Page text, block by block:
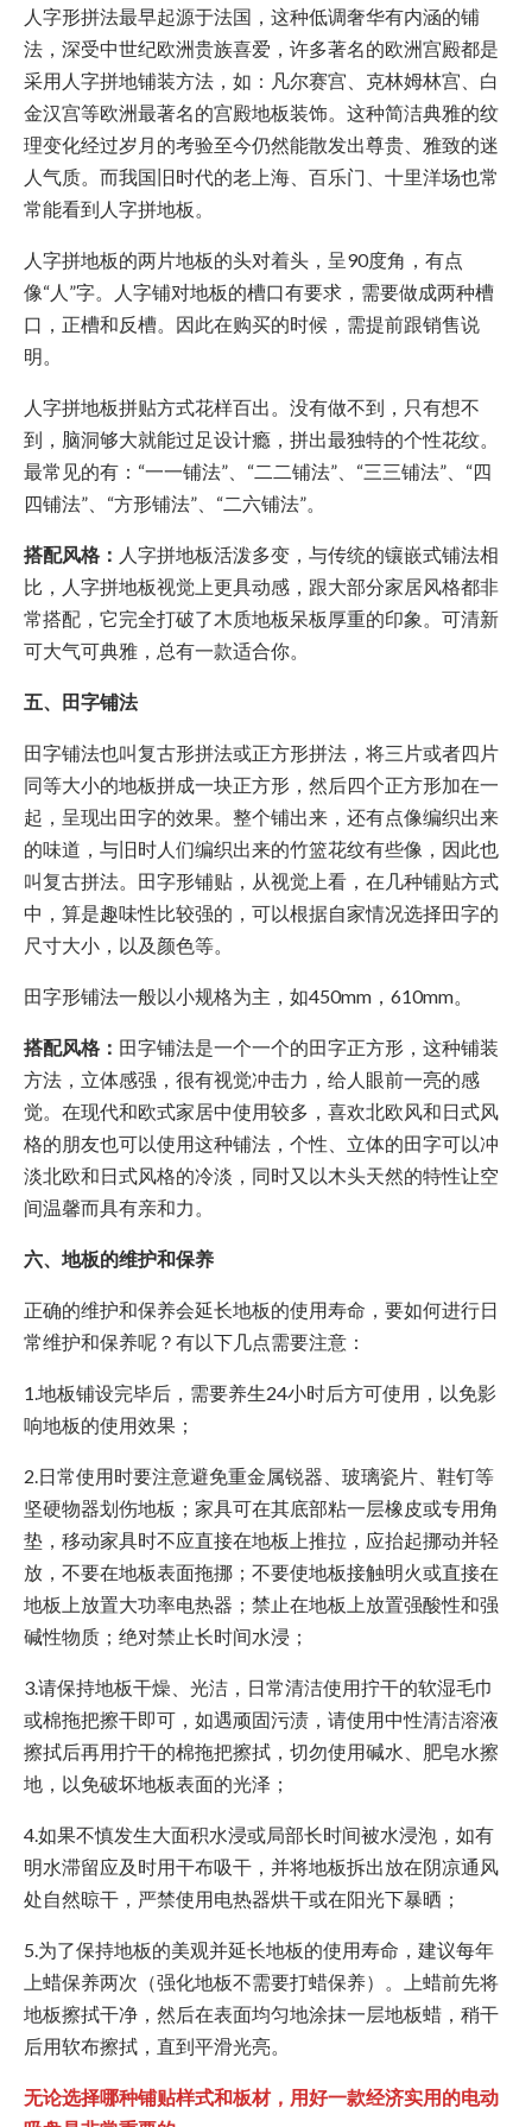
人字形拼法最早起源于法国，这种低调奢华有内涵的铺
法，深受中世纪欧洲贵族喜爱，许多著名的欧洲宫殿都是
采用人字拼地铺装方法，如：凡尔赛宫、克林姆林宫、白
金汉宫等欧洲最著名的宫殿地板装饰。这种简洁典雅的纹
理变化经过岁月的考验至今仍然能散发出尊贵、雅致的迷
人气质。而我国旧时代的老上海、百乐门、十里洋场也常
常能看到人字拼地板。
人字拼地板的两片地板的头对着头，呈90度角，有点
像“人”字。人字铺对地板的槽口有要求，需要做成两种槽
口，正槽和反槽。因此在购买的时候，需提前跟销售说
明。
人字拼地板拼贴方式花样百出。没有做不到，只有想不
到，脑洞够大就能过足设计瘾，拼出最独特的个性花纹。
最常见的有：“一一铺法”、“二二铺法”、“三三铺法”、“四
四铺法”、“方形铺法”、“二六铺法”。
搭配风格： 人字拼地板活泼多变，与传统的镶嵌式铺法相
比，人字拼地板视觉上更具动感，跟大部分家居风格都非
常搭配，它完全打破了木质地板呆板厚重的印象。可清新
可大气可典雅，总有一款适合你。
五、田字铺法
田字铺法也叫复古形拼法或正方形拼法，将三片或者四片
同等大小的地板拼成一块正方形，然后四个正方形加在一
起，呈现出田字的效果。整个铺出来，还有点像编织出来
的味道，与旧时人们编织出来的竹篮花纹有些像，因此也
叫复古拼法。田字形铺贴，从视觉上看，在几种铺贴方式
中，算是趣味性比较强的，可以根据自家情况选择田字的
尺寸大小，以及颜色等。
田字形铺法一般以小规格为主，如450mm，610mm。
搭配风格： 田字铺法是一个一个的田字正方形，这种铺装
方法，立体感强，很有视觉冲击力，给人眼前一亮的感
觉。在现代和欧式家居中使用较多，喜欢北欧风和日式风
格的朋友也可以使用这种铺法，个性、立体的田字可以冲
淡北欧和日式风格的冷淡，同时又以木头天然的特性让空
间温馨而具有亲和力。
六、地板的维护和保养
正确的维护和保养会延长地板的使用寿命，要如何进行日
常维护和保养呢？有以下几点需要注意：
1.地板铺设完毕后，需要养生24小时后方可使用，以免影
响地板的使用效果；
2.日常使用时要注意避免重金属锐器、玻璃瓷片、鞋钉等
坚硬物器划伤地板；家具可在其底部粘一层橡皮或专用角
垫，移动家具时不应直接在地板上推拉，应抬起挪动并轻
放，不要在地板表面拖挪；不要使地板接触明火或直接在
地板上放置大功率电热器；禁止在地板上放置强酸性和强
碱性物质；绝对禁止长时间水浸；
3.请保持地板干燥、光洁，日常清洁使用拧干的软湿毛巾
或棉拖把擦干即可，如遇顽固污渍，请使用中性清洁溶液
擦拭后再用拧干的棉拖把擦拭，切勿使用碱水、肥皂水擦
地，以免破坏地板表面的光泽；
4.如果不慎发生大面积水浸或局部长时间被水浸泡，如有
明水滞留应及时用干布吸干，并将地板拆出放在阴凉通风
处自然晾干，严禁使用电热器烘干或在阳光下暴晒；
5.为了保持地板的美观并延长地板的使用寿命，建议每年
上蜡保养两次（强化地板不需要打蜡保养）。上蜡前先将
地板擦拭干净，然后在表面均匀地涂抹一层地板蜡，稍干
后用软布擦拭，直到平滑光亮。
无论选择哪种铺贴样式和板材，用好一款经济实用的电动